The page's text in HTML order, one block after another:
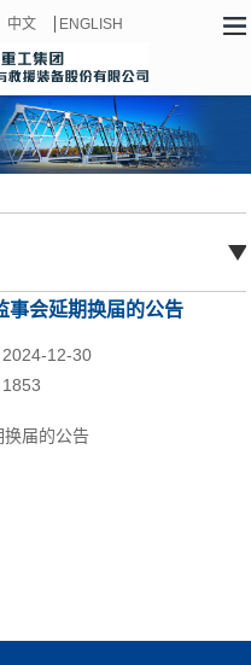
中文 ENGLISH
事会延期换届的公告
2024-12-30
1853